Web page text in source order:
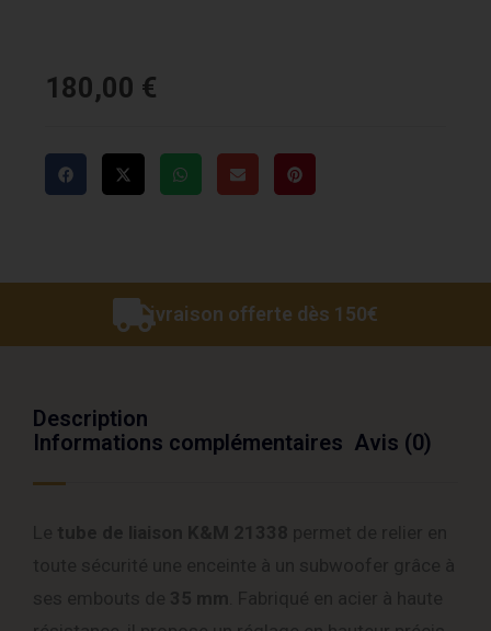
180,00 €
Livraison offerte dès 150€
Description
Informations complémentaires Avis (0)